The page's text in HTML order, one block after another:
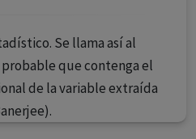
Se llama así al
que contenga el
de la variable extraída